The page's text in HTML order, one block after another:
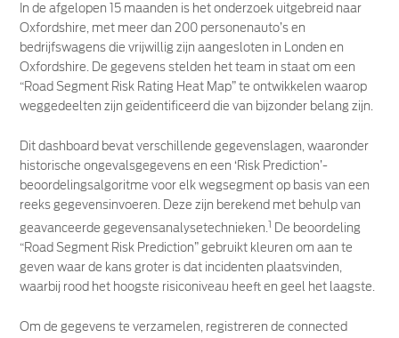
In de afgelopen 15 maanden is het onderzoek uitgebreid naar
Oxfordshire, met meer dan 200 personenauto’s en
bedrijfswagens die vrijwillig zijn aangesloten in Londen en
Oxfordshire. De gegevens stelden het team in staat om een
“Road Segment Risk Rating Heat Map” te ontwikkelen waarop
weggedeelten zijn geïdentificeerd die van bijzonder belang zijn.
Dit dashboard bevat verschillende gegevenslagen, waaronder
historische ongevalsgegevens en een ‘Risk Prediction’-
beoordelingsalgoritme voor elk wegsegment op basis van een
reeks gegevensinvoeren. Deze zijn berekend met behulp van
geavanceerde gegevensanalysetechnieken. 1
De beoordeling
“Road Segment Risk Prediction” gebruikt kleuren om aan te
geven waar de kans groter is dat incidenten plaatsvinden,
waarbij rood het hoogste risiconiveau heeft en geel het laagste.
Om de gegevens te verzamelen, registreren de connected